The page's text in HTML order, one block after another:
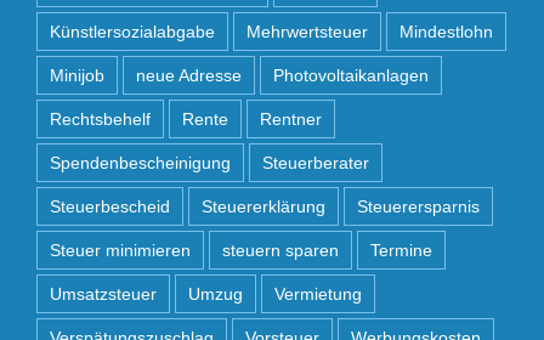
Künstlersozialabgabe Mehrwertsteuer Mindestlohn
Minijob neue Adresse Photovoltaikanlagen
Rechtsbehelf Rente Rentner
Spendenbescheinigung Steuerberater
Steuerbescheid Steuererklärung Steuerersparnis
Steuer minimieren steuern sparen Termine
Umsatzsteuer Umzug Vermietung